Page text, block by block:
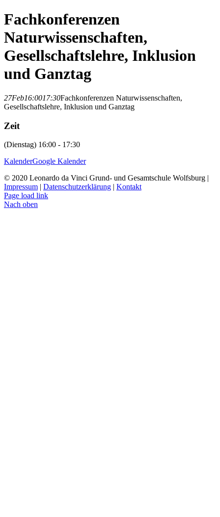
Fachkonferenzen
Naturwissenschaften,
Gesellschaftslehre, Inklusion
und Ganztag
27Feb16:0017:30Fachkonferenzen Naturwissenschaften,
Gesellschaftslehre, Inklusion und Ganztag
Zeit
(Dienstag) 16:00 - 17:30
KalenderGoogle Kalender
© 2020 Leonardo da Vinci Grund- und Gesamtschule Wolfsburg |
Impressum | Datenschutzerklärung | Kontakt
Page load link
Nach oben